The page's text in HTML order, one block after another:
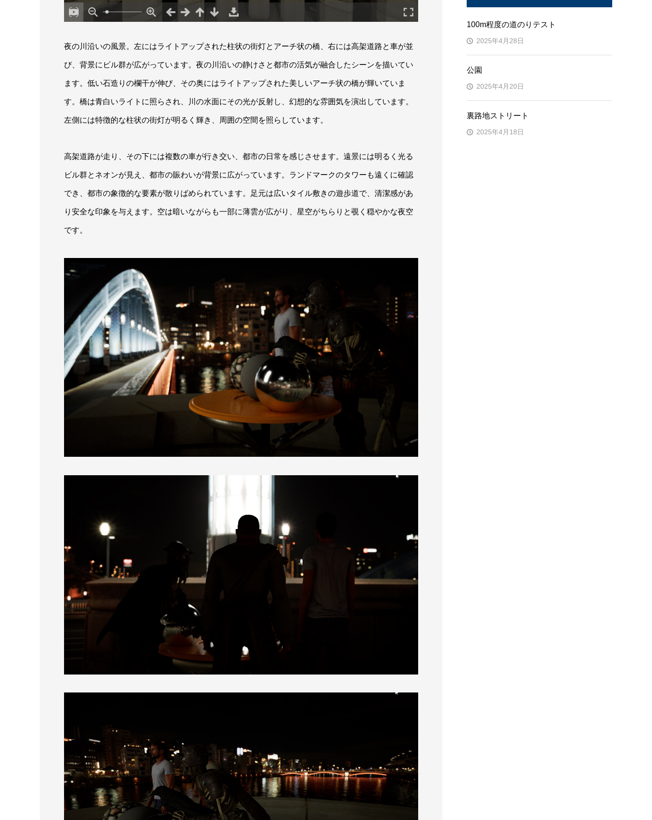
夜の川沿いの風景。左にはライトアップされた柱状の街灯とアーチ状の橋、右には高架道路と車が並
び、背景にビル群が広がっています。夜の川沿いの静けさと都市の活気が融合したシーンを描いてい
ます。低い石造りの欄干が伸び、その奥にはライトアップされた美しいアーチ状の橋が輝いていま
す。橋は青白いライトに照らされ、川の水面にその光が反射し、幻想的な雰囲気を演出しています。
左側には特徴的な柱状の街灯が明るく輝き、周囲の空間を照らしています。
高架道路が走り、その下には複数の車が行き交い、都市の日常を感じさせます。遠景には明るく光る
ビル群とネオンが見え、都市の賑わいが背景に広がっています。ランドマークのタワーも遠くに確認
でき、都市の象徴的な要素が散りばめられています。足元は広いタイル敷きの遊歩道で、清潔感があ
り安全な印象を与えます。空は暗いながらも一部に薄雲が広がり、星空がちらりと覗く穏やかな夜空
です。
100m程度の道のりテスト
2025年4月28日
公園
2025年4月20日
裏路地ストリート
2025年4月18日